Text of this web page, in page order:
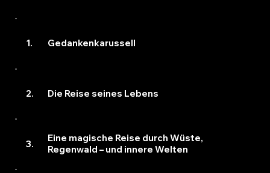
1. Gedankenkarussell
2. Die Reise seines Lebens
3.
Eine magische Reise durch Wüste,
Regenwald – und innere Welten